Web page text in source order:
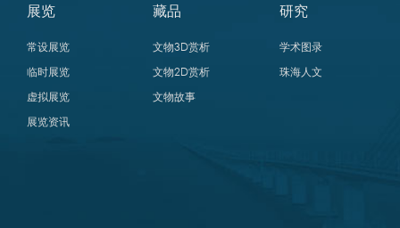
展览
常设展览
临时展览
虚拟展览
展览资讯
藏品
文物3D赏析
文物2D赏析
文物故事
研究
学术图录
珠海人文